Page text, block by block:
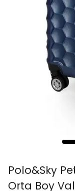
Polo&Sky
Orta Boy